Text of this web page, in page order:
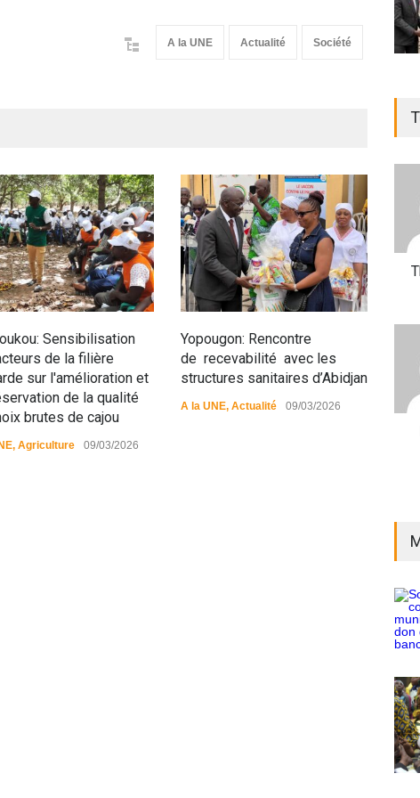
A la UNE Actualité Société
Sensibilisation
de la filière
sur l'amélioration et
de la qualité
brutes de cajou
, Agriculture 09/03/2026
Yopougon: Rencontre
de recevabilité avec les
structures sanitaires d’Abidjan
A la UNE, Actualité 09/03/2026 A la